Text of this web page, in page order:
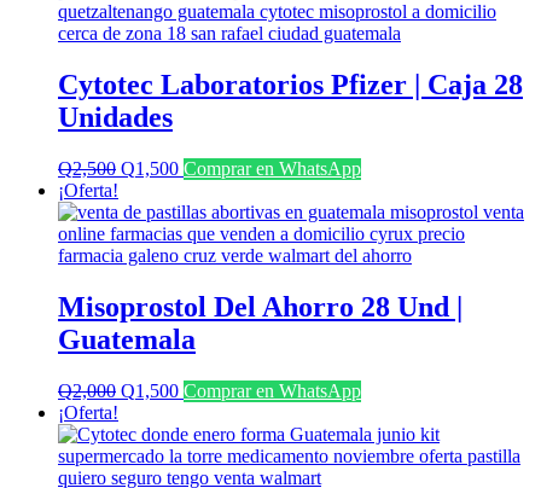
Cytotec Laboratorios Pfizer | Caja 28
Unidades
Q2,500 El
original
era:
Q2,500.
Q1,500El
actual
es:
Q1,500.
Comprar en WhatsApp
¡Oferta!
Misoprostol Del Ahorro 28 Und |
Guatemala
Q2,000 El
original
era:
Q2,000.
Q1,500El
actual
es:
Q1,500.
Comprar en WhatsApp
¡Oferta!